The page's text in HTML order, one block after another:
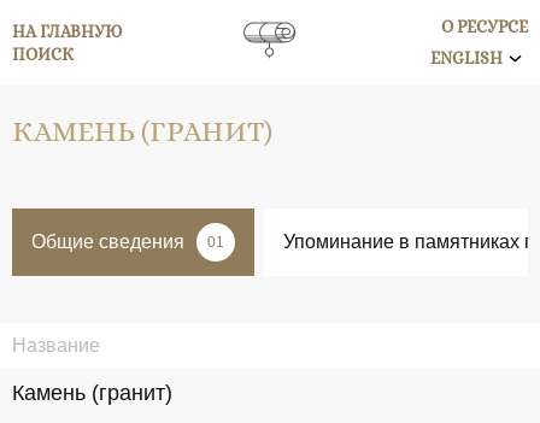
НА ГЛАВНУЮ
ПОИСК
О РЕСУРСЕ
ENGLISH
КАМЕНЬ (ГРАНИТ)
Общие сведения 01 Упоминание в памятниках
Название
Камень (гранит)